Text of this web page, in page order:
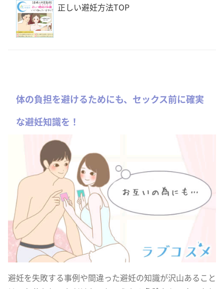
正しい避妊方法TOP
体の負担を避けるためにも、セックス前に確実
な避妊知識を！
避妊を失敗する事例や間違った避妊の知識が沢山あること